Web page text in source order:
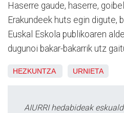
Haserre gaude, haserre,
Erakundeek huts egin digute,
Euskal Eskola publikoaren
dugunoi bakar-bakarrik utz
HEZKUNTZA URNIETA
AIURRI hedabideak